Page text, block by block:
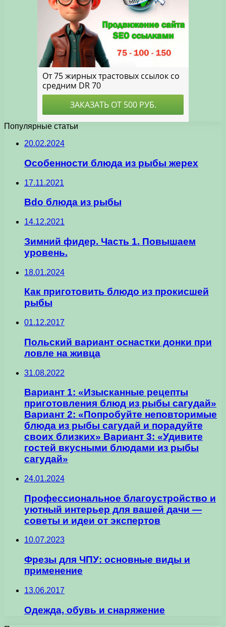
Популярные статьи
20.02.2024
Особенности блюда из рыбы жерех
17.11.2021
Bdo блюда из рыбы
14.12.2021
Зимний фидер. Часть 1. Повышаем
уровень.
18.01.2024
Как приготовить блюдо из прокисшей
рыбы
01.12.2017
Польский вариант оснастки донки при
ловле на живца
31.08.2022
Вариант 1: «Изысканные рецепты
приготовления блюд из рыбы сагудай»
Вариант 2: «Попробуйте неповторимые
блюда из рыбы сагудай и порадуйте
своих близких» Вариант 3: «Удивите
гостей вкусными блюдами из рыбы
сагудай»
24.01.2024
Профессиональное благоустройство и
уютный интерьер для вашей дачи —
советы и идеи от экспертов
10.07.2023
Фрезы для ЧПУ: основные виды и
применение
13.06.2017
Одежда, обувь и снаряжение